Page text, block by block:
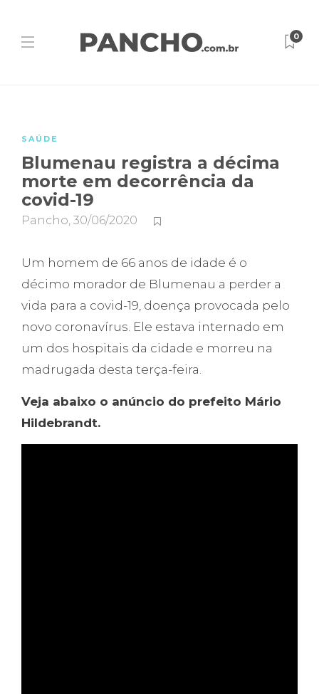
0
SAÚDE
Blumenau registra a décima
morte em decorrência da
covid-19
Pancho, 30/06/2020
Um homem de 66 anos de idade é o
décimo morador de Blumenau a perder a
vida para a covid-19, doença provocada pelo
novo coronavírus. Ele estava internado em
um dos hospitais da cidade e morreu na
madrugada desta terça-feira.
Veja abaixo o anúncio do prefeito Mário
Hildebrandt.